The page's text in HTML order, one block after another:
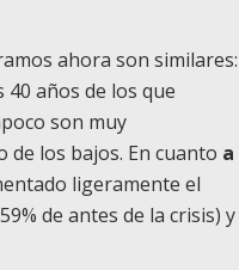
ahora son similares:
años de los que
son muy
los bajos. En cuanto a
ligeramente el
de antes de la crisis) y